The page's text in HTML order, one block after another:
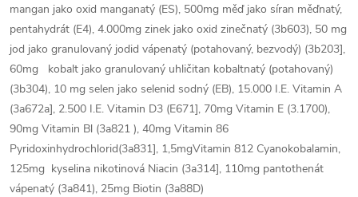
mangan jako oxid manganatý (ES), 500mg měď jako síran měďnatý,
pentahydrát (E4), 4.000mg zinek jako oxid zinečnatý (3b603), 50 mg
jod jako granulovaný jodid vápenatý (potahovaný, bezvodý) (3b203],
60mg kobalt jako granulovaný uhličitan kobaltnatý (potahovaný)
(3b304), 10 mg selen jako selenid sodný (EB), 15.000 I.E. Vitamin A
(3a672a], 2.500 I.E. Vitamin D3 (E671], 70mg Vitamin E (3.1700),
90mg Vitamin Bl (3a821 ), 40mg Vitamin 86
Pyridoxinhydrochlorid(3a831], 1,5mgVitamin 812 Cyanokobalamin,
125mg kyselina nikotinová Niacin (3a314], 110mg pantothenát
vápenatý (3a841), 25mg Biotin (3a88D)